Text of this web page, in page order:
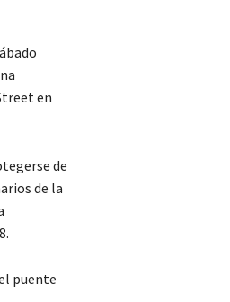
en
de
de la
puente